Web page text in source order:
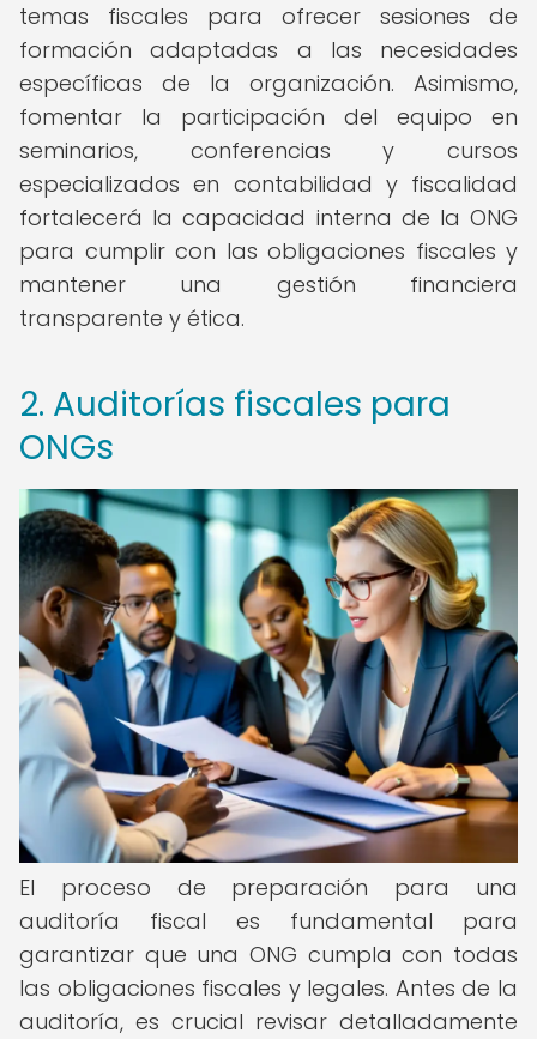
temas fiscales para ofrecer sesiones de
formación adaptadas a las necesidades
específicas de la organización. Asimismo,
fomentar la participación del equipo en
seminarios, conferencias y cursos
especializados en contabilidad y fiscalidad
fortalecerá la capacidad interna de la ONG
para cumplir con las obligaciones fiscales y
mantener una gestión financiera
transparente y ética.
2. Auditorías fiscales para
ONGs
El proceso de preparación para una
auditoría fiscal es fundamental para
garantizar que una ONG cumpla con todas
las obligaciones fiscales y legales. Antes de la
auditoría, es crucial revisar detalladamente